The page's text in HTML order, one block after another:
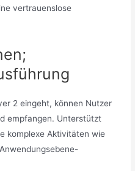
vertrauenslose
2 eingeht, können Nutzer
empfangen. Unterstützt
komplexe Aktivitäten wie